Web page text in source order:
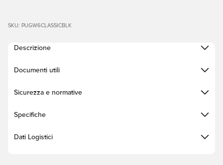
SKU: PUGW6CLASSICBLK
Descrizione
Documenti utili
Sicurezza e normative
Specifiche
Dati Logistici